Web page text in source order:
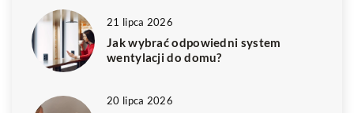
21 lipca 2026
Jak wybrać odpowiedni system
wentylacji do domu?
20 lipca 2026